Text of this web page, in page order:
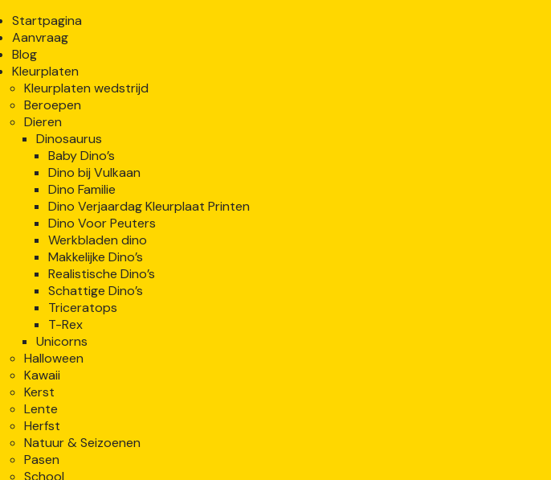
Startpagina
Aanvraag
Blog
Kleurplaten
Kleurplaten wedstrijd
Beroepen
Dieren
Dinosaurus
Baby Dino’s
Dino bij Vulkaan
Dino Familie
Dino Verjaardag Kleurplaat Printen
Dino Voor Peuters
Werkbladen dino
Makkelijke Dino’s
Realistische Dino’s
Schattige Dino’s
Triceratops
T-Rex
Unicorns
Halloween
Kawaii
Kerst
Lente
Herfst
Natuur & Seizoenen
Pasen
School